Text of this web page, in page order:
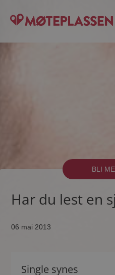
BLI
Har du lest en
06 mai 2013
Single synes